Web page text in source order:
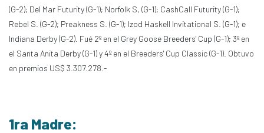
(G-2); Del Mar Futurity (G-1); Norfolk S, (G-1); CashCall Futurity (G-1);
Rebel S. (G-2); Preakness S. (G-1); Izod Haskell Invitational S. (G-1); e
Indiana Derby (G-2). Fué 2º en el Grey Goose Breeders' Cup (G-1); 3º en
el Santa Anita Derby (G-1) y 4º en el Breeders' Cup Classic (G-1). Obtuvo
en premios US$ 3.307.278.-
1ra Madre: